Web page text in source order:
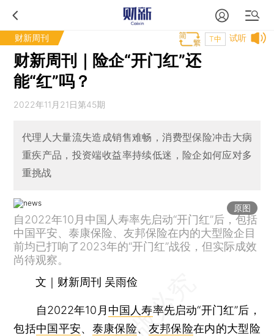
财新周刊 试听
T中
财新周刊｜险企“开门红”还
能“红”吗？
2022年11月21日第45期
代理人大量流失造成销售难畅，消费型保险冲击大病
重疾产品，投资端收益率持续低迷，险企如何应对多
重挑战
原图
自2022年10月中国人寿率先启动“开门红”后，包括
中国平安、泰康保险、友邦保险在内的大型险企目
前均已打响了2023年的“开门红”战役，但实际成效
尚待观察。
文｜财新周刊 吴雨俭
自2022年10月 中国人寿率先启动“开门红”后，
包括中国平安、 泰康保险、 友邦保险在内的大型险